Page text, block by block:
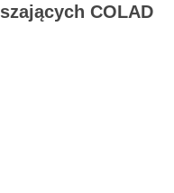
COLAD